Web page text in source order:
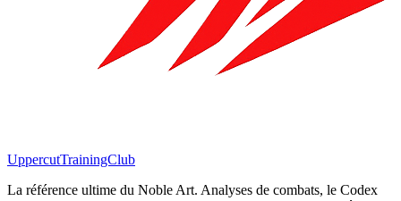
UppercutTrainingClub
La référence ultime du Noble Art. Analyses de combats, le Codex